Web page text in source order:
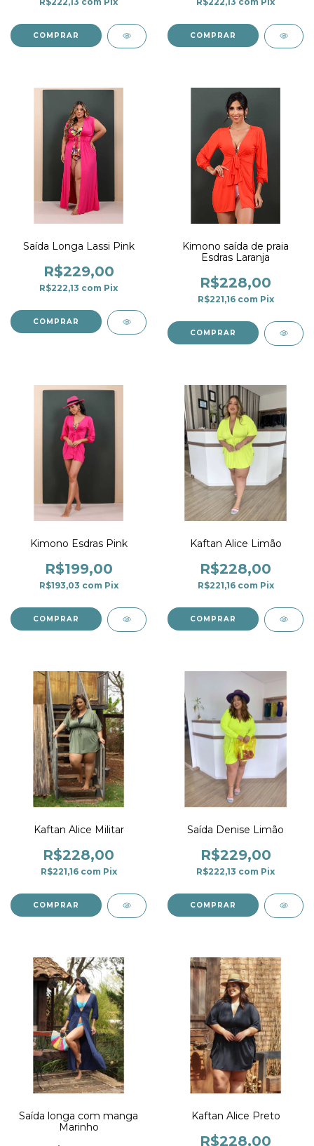
COMPRAR COMPRAR
Saída Longa Lassi Pink
R$229,00
R$222,13 com Pix
COMPRAR
Kimono saída de praia
Esdras Laranja
R$228,00
R$221,16 com Pix
COMPRAR
Kimono Esdras Pink
R$199,00
R$193,03 com Pix
COMPRAR
Kaftan Alice Limão
R$228,00
R$221,16 com Pix
COMPRAR
Kaftan Alice Militar
R$228,00
R$221,16 com Pix
COMPRAR
Saída Denise Limão
R$229,00
R$222,13 com Pix
COMPRAR
Saída longa com manga
Marinho
Kaftan Alice Preto
R$228,00